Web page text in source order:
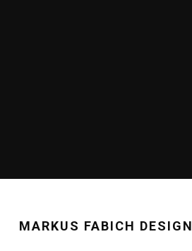
MARKUS FABICH DESIGN